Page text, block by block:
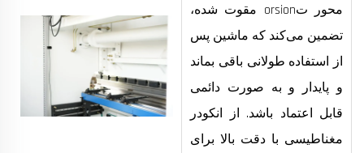
محور تorsion مقوت شده،
تضمین می‌کند که ماشین پس
از استفاده طولانی باقی بماند
و پایدار و به صورت دائمی
قابل اعتماد باشد. از انکودر
مغناطیسی با دقت بالا برای